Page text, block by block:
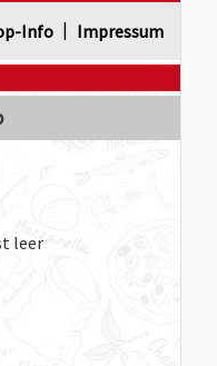
Info | Impressum
leer